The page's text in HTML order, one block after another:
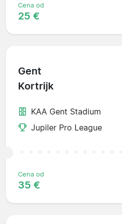
Cena od
25 €
Gent
Kortrijk
KAA Gent Stadium
Jupiler Pro League
Cena od
35 €